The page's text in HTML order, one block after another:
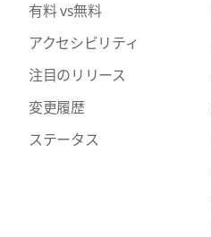
有料 vs無料
アクセシビリティ
注目のリリース
変更履歴
ステータス